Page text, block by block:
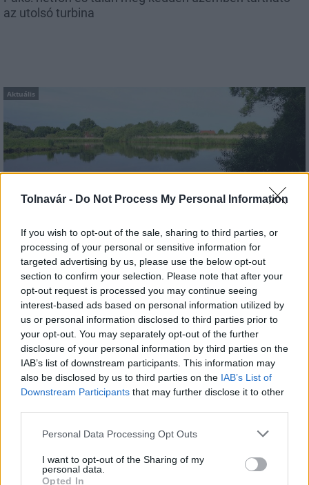
Tolnavár - Do Not Process My Personal Information
If you wish to opt-out of the sale, sharing to third parties, or
processing of your personal or sensitive information for
targeted advertising by us, please use the below opt-out
section to confirm your selection. Please note that after your
opt-out request is processed you may continue seeing
interest-based ads based on personal information utilized by
us or personal information disclosed to third parties prior to
your opt-out. You may separately opt-out of the further
disclosure of your personal information by third parties on the
IAB’s list of downstream participants. This information may
also be disclosed by us to third parties on the IAB’s List of
Downstream Participants that may further disclose it to other
Please note that this website/app uses one or more Google
not limited to your visit or usage behaviour. You may click to
grant or deny consent to Google and its third-party tags to
Personal Data Processing Opt Outs
I want to opt-out of the Sharing of my
personal data.
Opted In
az utolsó turbina
Aktuális
Az atomerőmű egyetlen hatása a környezetre, hogy a
MAGYAR ÉPÍTŐK
Aktuális